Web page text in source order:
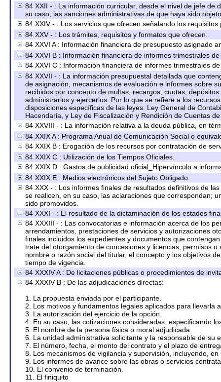
84 XXII - : La información curricular, desde el nivel de jefe
su caso, las sanciones administrativas de que haya sido
84 XXIV - : Los servicios que ofrecen señalando los
84 XXV - : Los trámites, requisitos y formatos que ofrecen.
84 XXVI A : Información financiera de presupuesto asignado
84 XXVI B : Información financiera de informes trimestrales
84 XXVI C : Información financiera de informes trimestrales
84 XXVII - : La información presupuestal detallada que
de asignación, mecanismos de evaluación e informes sobre
recibidos por concepto de multas, recargos, cuotas,
administrarlos y ejercerlos. Por lo que se refiere a los
disposiciones específicas de las leyes: Ley General de
Hacendaria, y Ley de Fiscalización y Rendición de Cuentas
84 XXVIII - : La información relativa a la deuda pública, en
84 XXIX A : Programa Anual de Comunicación Social o
84 XXIX B : Erogación de los recursos por contratación de
84 XXIX C : Utilización de los Tiempos Oficiales.
84 XXIX D : Gastos de publicidad oficial_Hipervínculo a
84 XXIX E : Medios electrónicos del Sujeto Obligado.
84 XXX - : Los informes finales de resultados definitivos de
se realicen, en su caso, las aclaraciones que correspondan;
sido promovidos.
84 XXXI - : El resultado de la dictaminación de los estados
84 XXXIII - : Las convocatorias e información acerca de los
arrendamientos, prestaciones de servicios y autorizaciones
finales incluidos los expedientes y documentos que
trate del otorgamiento de concesiones y licencias, permisos
nombre o razón social del titular, el concepto y los objetivos
tiempo de vigencia.
84 XXXIV A : De licitaciones públicas o procedimientos de
84 XXXIV B : De las adjudicaciones directas:
1. La propuesta enviada por el participante.
2. Los motivos y fundamentos legales aplicados para llevarla
3. La autorización del ejercicio de la opción.
4. En su caso, las cotizaciones consideradas, especificando
5. El nombre de la persona física o moral adjudicada.
6. La unidad administrativa solicitante y la responsable de su
7. El número, fecha, el monto del contrato y el plazo de
8. Los mecanismos de vigilancia y supervisión, incluyendo,
9. Los informes de avance sobre las obras o servicios
10. El convenio de terminación.
11. El finiquito